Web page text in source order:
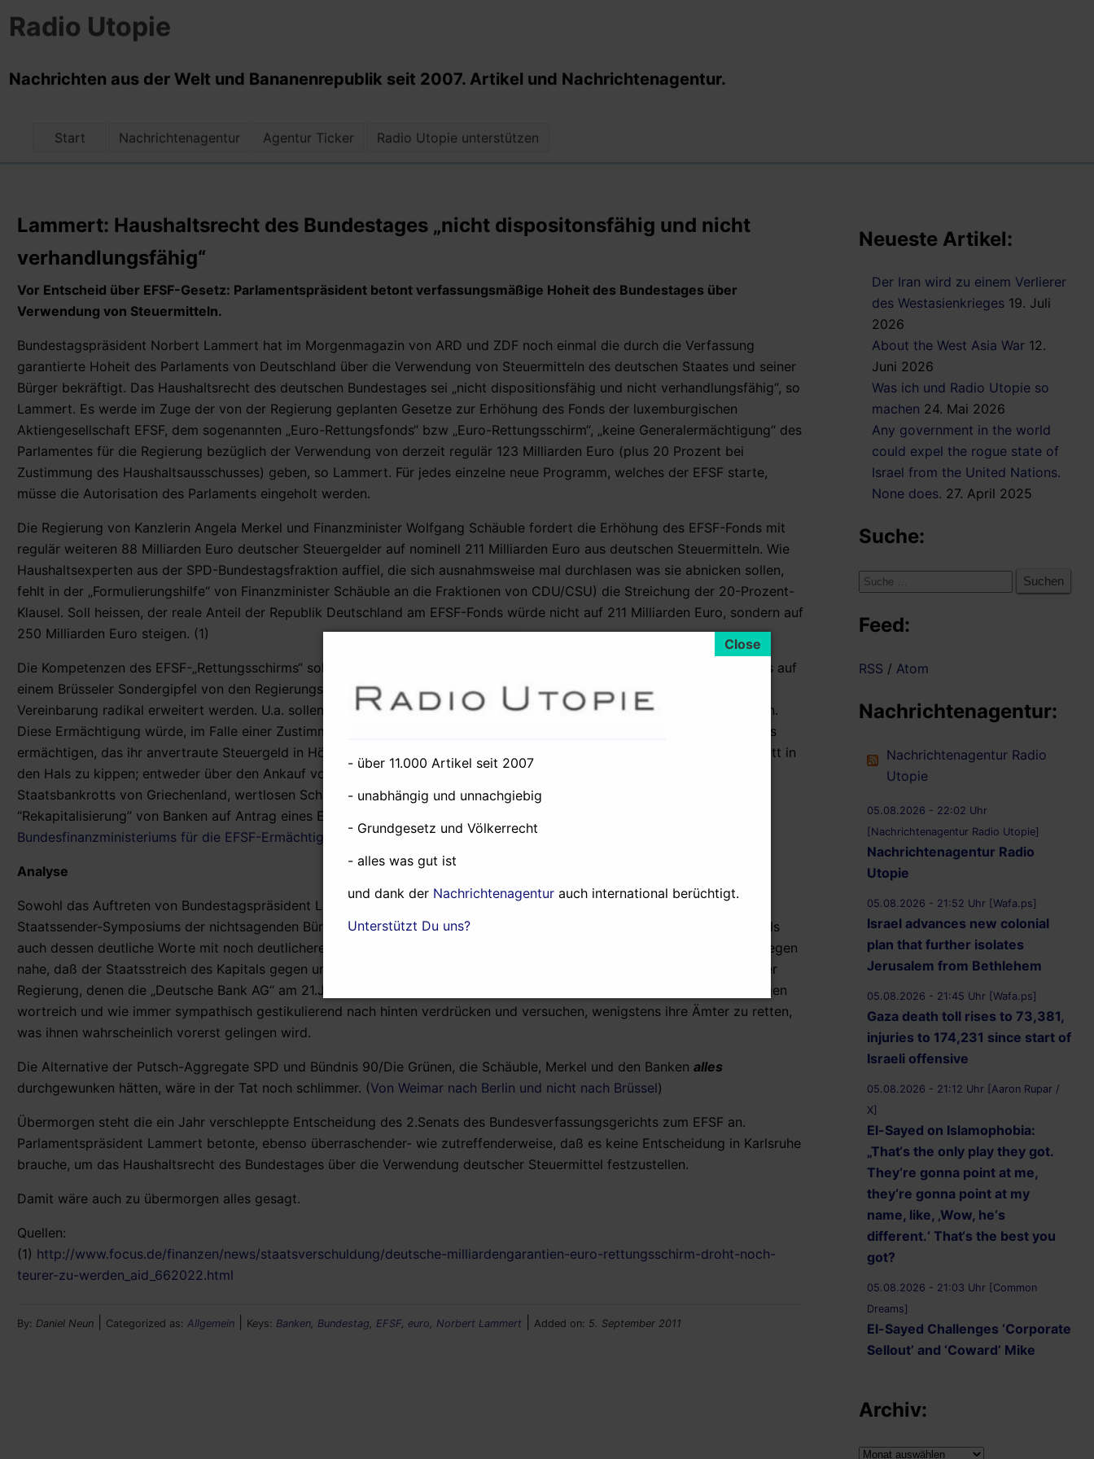
Radio Utopie
Nachrichten aus der Welt und Bananenrepublik seit 2007. Artikel und Nachrichtenagentur.
Start Nachrichtenagentur Agentur Ticker Radio Utopie unterstützen
Lammert: Haushaltsrecht des Bundestages „nicht dispositonsfähig und nicht
verhandlungsfähig“
Vor Entscheid über EFSF-Gesetz: Parlamentspräsident betont verfassungsmäßige Hoheit des Bundestages über
Verwendung von Steuermitteln.
Bundestagspräsident Norbert Lammert hat im Morgenmagazin von ARD und ZDF noch einmal die durch die Verfassung
garantierte Hoheit des Parlaments von Deutschland über die Verwendung von Steuermitteln des deutschen Staates und seiner
Bürger bekräftigt. Das Haushaltsrecht des deutschen Bundestages sei „nicht dispositionsfähig und nicht verhandlungsfähig“, so
Lammert. Es werde im Zuge der von der Regierung geplanten Gesetze zur Erhöhung des Fonds der luxemburgischen
Aktiengesellschaft EFSF, dem sogenannten „Euro-Rettungsfonds“ bzw „Euro-Rettungsschirm“, „keine Generalermächtigung“ des
Parlamentes für die Regierung bezüglich der Verwendung von derzeit regulär 123 Milliarden Euro (plus 20 Prozent bei
Zustimmung des Haushaltsausschusses) geben, so Lammert. Für jedes einzelne neue Programm, welches der EFSF starte,
müsse die Autorisation des Parlaments eingeholt werden.
Die Regierung von Kanzlerin Angela Merkel und Finanzminister Wolfgang Schäuble fordert die Erhöhung des EFSF-Fonds mit
regulär weiteren 88 Milliarden Euro deutscher Steuergelder auf nominell 211 Milliarden Euro aus deutschen Steuermitteln. Wie
Haushaltsexperten aus der SPD-Bundestagsfraktion auffiel, die sich ausnahmsweise mal durchlasen was sie abnicken sollen,
fehlt in der „Formulierungshilfe“ von Finanzminister Schäuble an die Fraktionen von CDU/CSU) die Streichung der 20-Prozent-
Klausel. Soll heissen, der reale Anteil der Republik Deutschland am EFSF-Fonds würde nicht auf 211 Milliarden Euro, sondern auf
250 Milliarden Euro steigen. (1)
Die Kompetenzen des EFSF-„Rettungsschirms“ sollen durch die am 21.Juli in der Sommerpause des deutschen Parlamentes auf
einem Brüsseler Sondergipfel von den Regierungsleitern der 17 EU-Mitgliedsstaaten mit Euro-Währungssystem getroffene
Vereinbarung radikal erweitert werden. U.a. sollen Banken direkt aus dem Steuergeldfonds bezahlt, „rekapitalisiert“ werden.
Diese Ermächtigung würde, im Falle einer Zustimmung durch den Bundestag, die Regierung von Deutschland äußerstenfalls
ermächtigen, das ihr anvertraute Steuergeld in Höhe von mind. 211 Milliarden Euro jeder Bank auf diesem Planeten komplett in
den Hals zu kippen; entweder über den Ankauf von, im Falle eines immer wahrscheinlicher werdenden Fall eines
Staatsbankrotts von Griechenland, wertlosen Schrottpapieren (Anleihen) dieses Staates, oder über die direkte
“Rekapitalisierung” von Banken auf Antrag eines EU-Mitgliedsstaates. (1.September,
Bundesfinanzministeriums für die EFSF-Ermächtigung)
Analyse
Sowohl das Auftreten von Bundestagspräsident Lammert, dem im Gegensatz zu allen anderen Gästen des morgendlichen
Staatssender-Symposiums der nichtsagenden Bürgerhypnose sogar Dunja Hayali nicht wagte dazwischen zu quatschen, als
auch dessen deutliche Worte mit noch deutlicheren Pausen dazwischen (wirklich völlig ungewohnt für die Staatssender), legen
nahe, daß der Staatsstreich des Kapitals gegen unsere Demokratie zum Stehen gekommen ist. Die Bankberatenden unserer
Regierung, denen die „Deutsche Bank AG“ am 21.Juli in Brüssel gar hilfreich zur Seite saß, werden sich in den nächsten Tagen
wortreich und wie immer sympathisch gestikulierend nach hinten verdrücken und versuchen, wenigstens ihre Ämter zu retten,
was ihnen wahrscheinlich vorerst gelingen wird.
Die Alternative der Putsch-Aggregate SPD und Bündnis 90/Die Grünen, die Schäuble, Merkel und den Banken alles
durchgewunken hätten, wäre in der Tat noch schlimmer. (Von Weimar nach Berlin und nicht nach Brüssel)
Übermorgen steht die ein Jahr verschleppte Entscheidung des 2.Senats des Bundesverfassungsgerichts zum EFSF an.
Parlamentspräsident Lammert betonte, ebenso überraschender- wie zutreffenderweise, daß es keine Entscheidung in Karlsruhe
brauche, um das Haushaltsrecht des Bundestages über die Verwendung deutscher Steuermittel festzustellen.
Damit wäre auch zu übermorgen alles gesagt.
Quellen:
(1) http://www.focus.de/finanzen/news/staatsverschuldung/deutsche-milliardengarantien-euro-rettungsschirm-droht-noch-
teurer-zu-werden_aid_662022.html
By: Daniel Neun Categorized as: Allgemein Keys: Banken Bundestag EFSF euro Norbert Lammert Added on: 5. September 2011
Neueste Artikel:
Der Iran wird zu einem Verlierer
des Westasienkrieges 19. Juli
2026
About the West Asia War 12.
Juni 2026
Was ich und Radio Utopie so
machen 24. Mai 2026
Any government in the world
could expel the rogue state of
Israel from the United Nations.
None does. 27. April 2025
Suche:
Suche
Feed:
RSS / Atom
Nachrichtenagentur:
Nachrichtenagentur Radio
Utopie
05.08.2026 - 22:02 Uhr
[Nachrichtenagentur Radio Utopie]
Nachrichtenagentur Radio
Utopie
05.08.2026 - 21:52 Uhr [Wafa.ps]
Israel advances new colonial
plan that further isolates
Jerusalem from Bethlehem
05.08.2026 - 21:45 Uhr [Wafa.ps]
Gaza death toll rises to 73,381,
injuries to 174,231 since start of
Israeli offensive
05.08.2026 - 21:12 Uhr [Aaron Rupar /
X]
El-Sayed on Islamophobia:
„That‘s the only play they got.
They‘re gonna point at me,
they‘re gonna point at my
name, like, ‚Wow, he‘s
different.‘ That‘s the best you
got?
05.08.2026 - 21:03 Uhr [Common
Dreams]
El-Sayed Challenges ‘Corporate
Sellout’ and ‘Coward’ Mike
05.08.2026 - 20:36 Uhr
Dr. Abdul El-Sayed Wins
Archiv:
Archiv:
- über 11.000 Artikel seit 2007
- unabhängig und unnachgiebig
- Grundgesetz und Völkerrecht
- alles was gut ist
und dank der Nachrichtenagentur auch international berüchtigt.
Unterstützt Du uns?